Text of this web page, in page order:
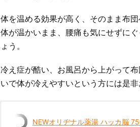
体を温める効果が高く、そのまま布
体が温かいまま、腰痛も気にせずに
ょう。
冷え症が酷い、お風呂から上がって
いで体が冷えやすいという方には是非
NEWオリヂナル薬湯 ハッカ脳